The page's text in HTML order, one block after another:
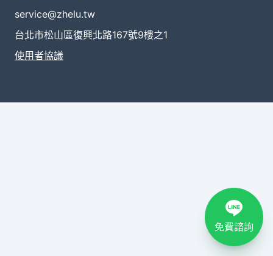
service@zhelu.tw
台北市松山區復興北路167號9樓之1
使用者協議
免費諮詢